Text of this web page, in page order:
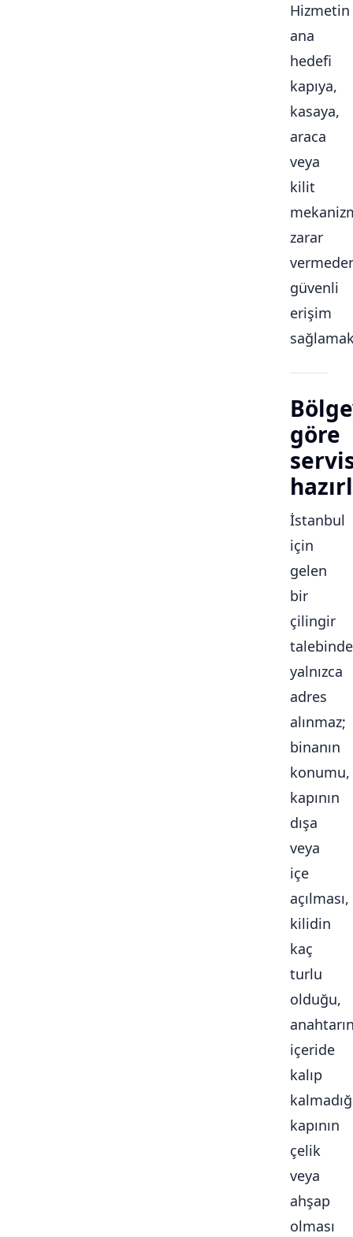
Hizmetin
ana
hedefi
kapıya,
kasaya,
araca
veya
kilit
zarar
güvenli
erişim
göre
İstanbul
için
gelen
bir
çilingir
talebinde
yalnızca
adres
alınmaz;
binanın
konumu,
kapının
dışa
veya
içe
açılması,
kilidin
kaç
turlu
olduğu,
içeride
kalıp
kapının
çelik
veya
ahşap
olması